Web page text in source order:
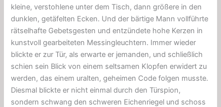
kleine, verstohlene unter dem Tisch, dann größere in den
dunklen, getäfelten Ecken. Und der bärtige Mann vollführte
rätselhafte Gebetsgesten und entzündete hohe Kerzen in
kunstvoll gearbeiteten Messingleuchtern. Immer wieder
blickte er zur Tür, als erwarte er jemanden, und schließlich
schien sein Blick von einem seltsamen Klopfen erwidert zu
werden, das einem uralten, geheimen Code folgen musste.
Diesmal blickte er nicht einmal durch den Türspion,
sondern schwang den schweren Eichenriegel und schoss